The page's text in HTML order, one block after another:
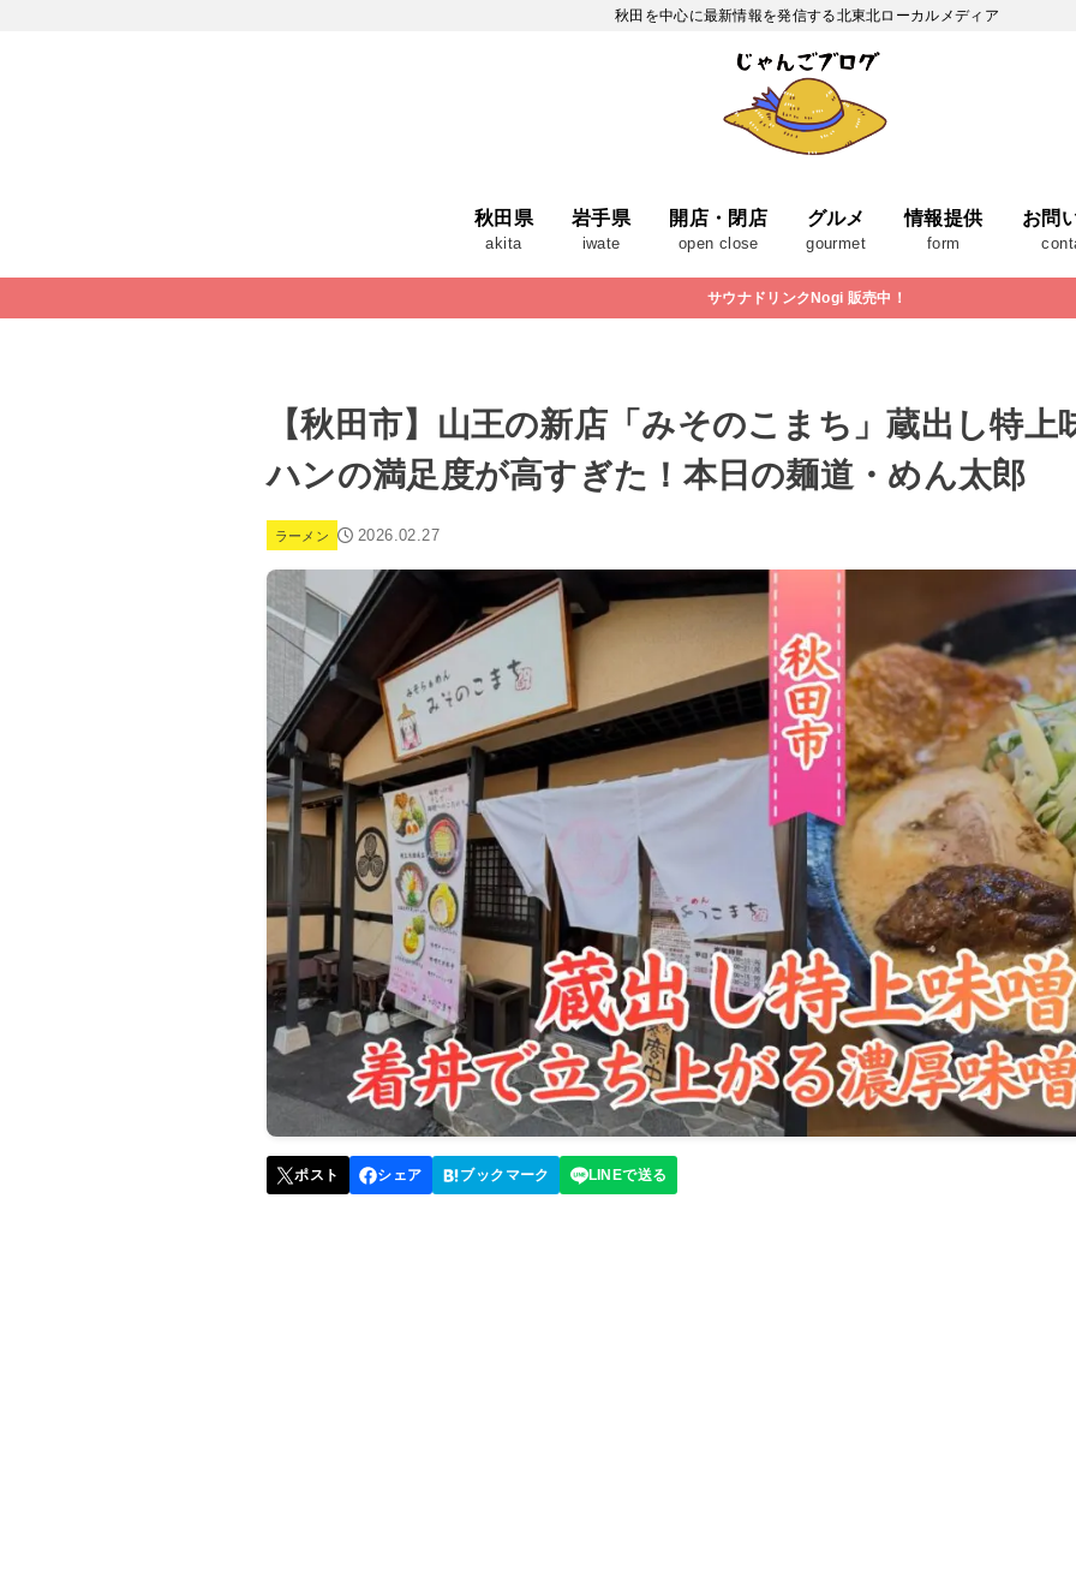
秋田を中心に最新情報を発信する北東北ローカルメディア
秋田県
akita
岩手県
iwate
開店・閉店
open close
グルメ
gourmet
情報提供
form
お問
サウナドリンクNogi 販売中！
【秋田市】山王の新店「みそのこまち」蔵出し特上
ハンの満足度が高すぎた！本日の麺道・めん太郎
ラーメン 2026.02.27